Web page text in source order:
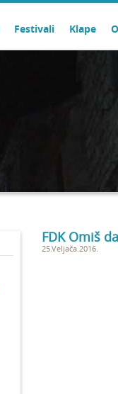
Festivali Klape
FDK Omiš
25.Veljača.2016.